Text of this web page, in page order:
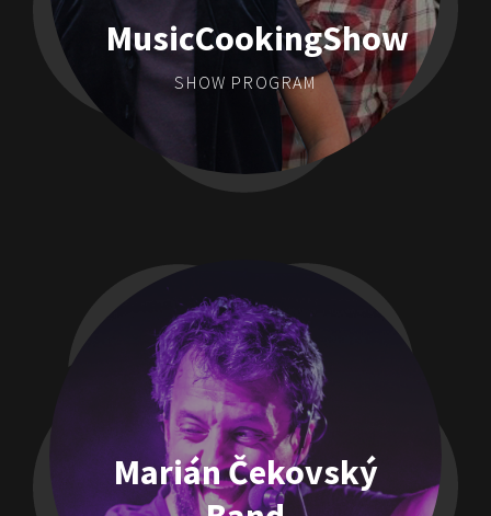
MusicCookingShow
SHOW PROGRAM
Marián Čekovský